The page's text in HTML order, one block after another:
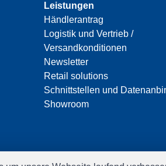
Leistungen
Händlerantrag
Logistik und Vertrieb /
Versandkonditionen
Newsletter
Retail solutions
Schnittstellen und
Showroom